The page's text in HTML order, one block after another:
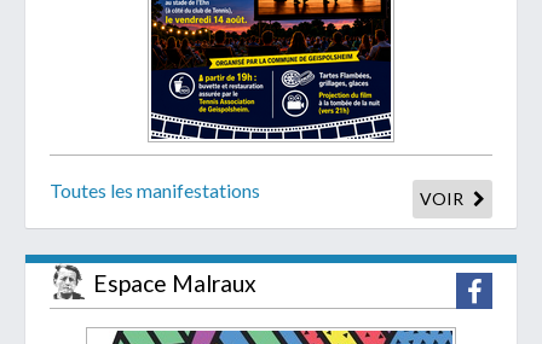
Toutes les manifestations VOIR
Espace Malraux